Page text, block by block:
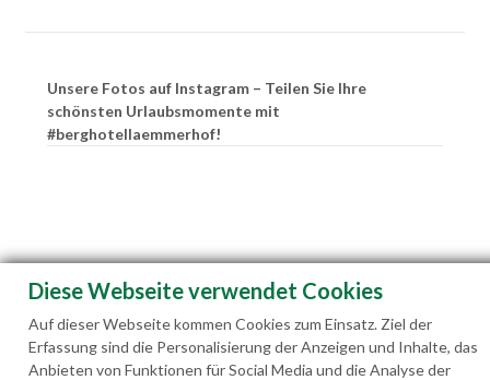
Unsere Fotos auf Instagram – Teilen Sie Ihre
schönsten Urlaubsmomente mit
#berghotellaemmerhof!
Diese Webseite verwendet Cookies
Auf dieser Webseite kommen Cookies zum Einsatz. Ziel der
Erfassung sind die Personalisierung der Anzeigen und Inhalte, das
Anbieten von Funktionen für Social Media und die Analyse der